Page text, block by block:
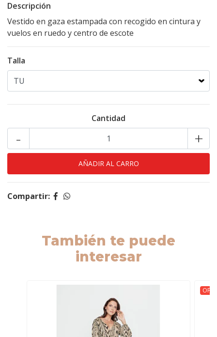
Descripción
Vestido en gaza estampada con recogido en cintura y
vuelos en ruedo y centro de escote
Talla
Cantidad
+
-
Compartir:
También te puede
interesar